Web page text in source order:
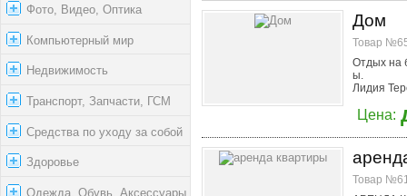
Фото, Видео, Оптика
Компьютерный мир
Недвижимость
Транспорт, Запчасти, ГСМ
Средства по уходу за собой
Здоровье
Одежда, Обувь, Аксессуары
Дом
Товар
Отдых на
ы.
Лидия
Цена:
Товар